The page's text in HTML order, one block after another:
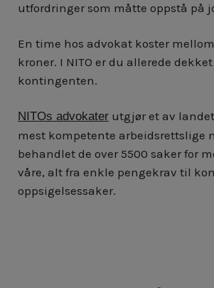
utfordringer som måtte oppstå på
En time hos advokat koster
kroner. I NITO er du allerede
kontingenten.
NITOs advokater utgjør et av
mest kompetente arbeidsrettslige
behandlet de over 5500 saker for
våre, alt fra enkle pengekrav til
oppsigelsessaker.